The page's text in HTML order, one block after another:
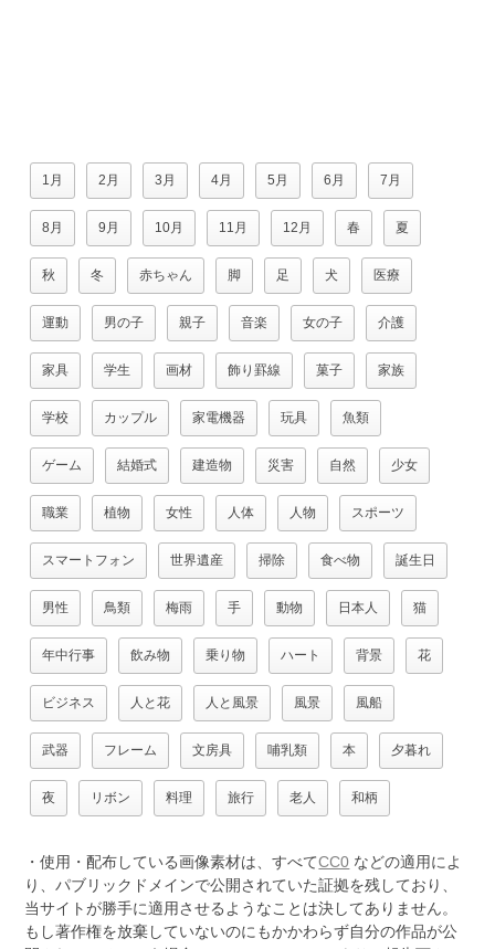
1月 2月 3月 4月 5月 6月 7月
8月 9月 10月 11月 12月 春 夏
秋 冬 赤ちゃん 脚 足 犬 医療
運動 男の子 親子 音楽 女の子 介護
家具 学生 画材 飾り罫線 菓子 家族
学校 カップル 家電機器 玩具 魚類
ゲーム 結婚式 建造物 災害 自然 少女
職業 植物 女性 人体 人物 スポーツ
スマートフォン 世界遺産 掃除 食べ物 誕生日
男性 鳥類 梅雨 手 動物 日本人 猫
年中行事 飲み物 乗り物 ハート 背景 花
ビジネス 人と花 人と風景 風景 風船
武器 フレーム 文房具 哺乳類 本 夕暮れ
夜 リボン 料理 旅行 老人 和柄
・使用・配布している画像素材は、すべてCC0 などの適用によ
り、パブリックドメインで公開されていた証拠を残しており、
当サイトが勝手に適用させるようなことは決してありません。
もし著作権を放棄していないのにもかかわらず自分の作品が公